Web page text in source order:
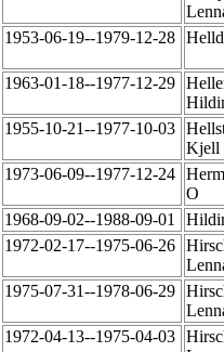
1953-06-19--1979-12-28
1963-01-18--1977-12-29
1955-10-21--1977-10-03
Kjell
1973-06-09--1977-12-24
O
1968-09-02--1988-09-01
1972-02-17--1975-06-26
1975-07-31--1978-06-29
1972-04-13--1975-04-03